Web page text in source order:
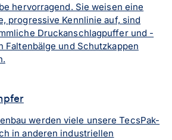
hervorragend. Sie weisen eine
progressive Kennlinie auf, sind
Druckanschlagpuffer und -
Faltenbälge und Schutzkappen
werden viele unsere TecsPak-
in anderen industriellen